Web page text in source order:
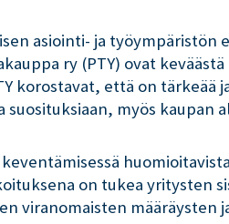
asiointi- ja
ry (PTY) ovat
korostavat, että on
myös
on tukea yritysten
viranomaisten